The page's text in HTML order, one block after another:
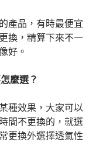
產品，有時最便宜
換，精算下來不一
好。
麼選？
種效果，大家可以
間不更換的，就選
更換外選擇透氣性